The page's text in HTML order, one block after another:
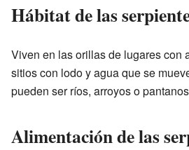
Hábitat de las
Viven en las orillas de lugares con
sitios con lodo y agua que se
pueden ser ríos, arroyos o
Alimentación de las